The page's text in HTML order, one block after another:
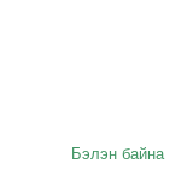
Бэлэн байна